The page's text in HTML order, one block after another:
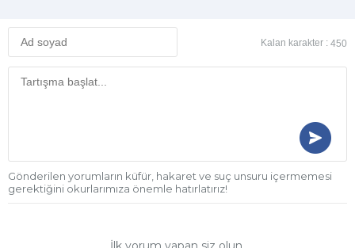
Kalan karakter : 450
Gönderilen yorumların küfür, hakaret ve suç unsuru içermemesi
gerektiğini okurlarımıza önemle hatırlatırız!